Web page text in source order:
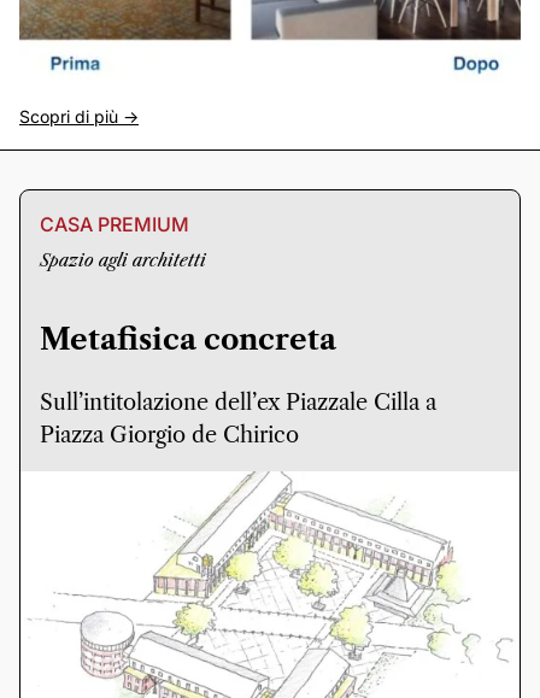
Scopri di più ->
CASA PREMIUM
Spazio agli architetti
Metafisica concreta
Sull’intitolazione dell’ex Piazzale Cilla a
Piazza Giorgio de Chirico